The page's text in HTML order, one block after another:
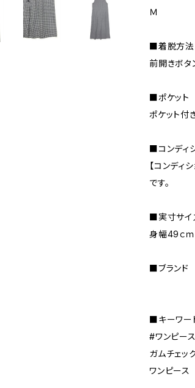
Ｍ
■着脱方法
前開きボタ
■ポケット
ポケット付
■コンディ
【コンディ
です。
■実寸サイ
身幅49ｃ
■ブランド
■キーワー
#ワンピー
ガムチェッ
ワンピース